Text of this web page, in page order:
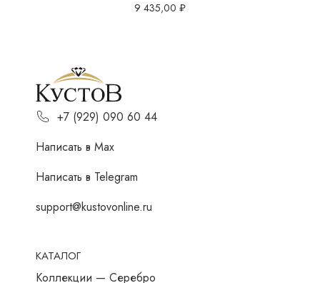
9 435,00 ₽
+7 (929) 090 60 44
Написать в Мах
Написать в Telegram
support@kustovonline.ru
КАТАЛОГ
Коллекции — Серебро